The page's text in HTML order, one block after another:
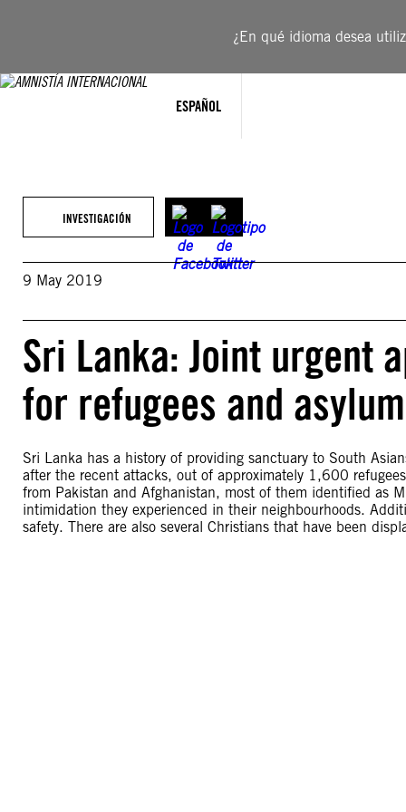
¿En qué idioma desea
ESPAÑOL
INVESTIGACIÓN
9 May 2019
Sri Lanka: Joint urgent
for refugees and
Sri Lanka has a history of providing sanctuary to South
after the recent attacks, out of approximately 1,600
from Pakistan and Afghanistan, most of them identified as
intimidation they experienced in their neighbourhoods.
safety. There are also several Christians that have been